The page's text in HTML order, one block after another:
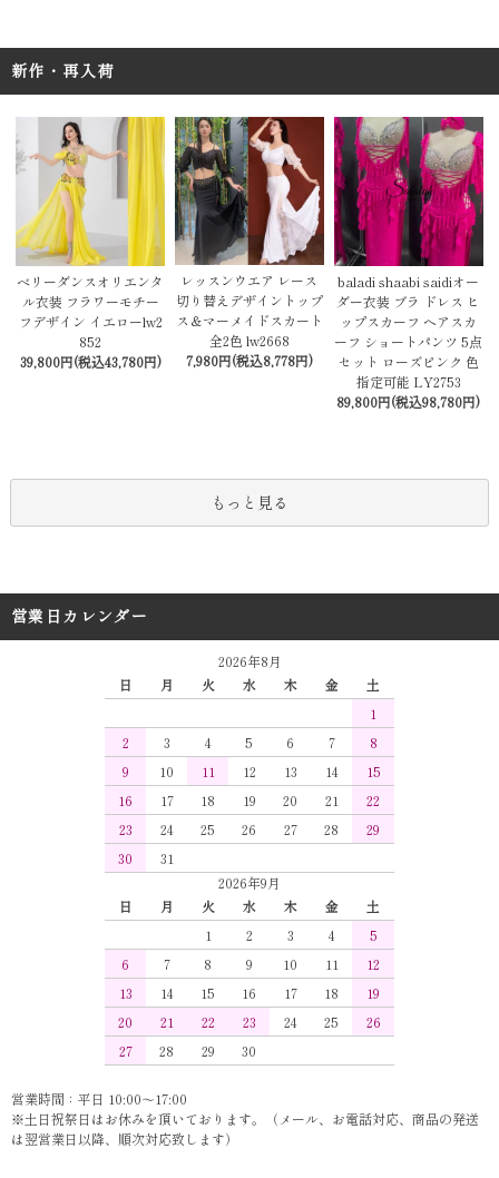
新作・再入荷
ベリーダンスオリエンタ
ル衣装 フラワーモチー
フデザイン イエローlw2
852
39,800円(税込43,780円)
レッスンウエア レース
切り替えデザイントップ
ス＆マーメイドスカート
全2色 lw2668
7,980円(税込8,778円)
baladi shaabi saidiオー
ダー衣装 ブラ ドレス ヒ
ップスカーフ ヘアスカ
ーフ ショートパンツ 5点
セット ローズピンク 色
指定可能 LY2753
89,800円(税込98,780円)
もっと見る
営業日カレンダー
2026年8月
日
月 火 水 木 金
土
1
2
3 4 5 6 7
8
9
10 11 12 13 14
15
16
17 18 19 20 21
22
23
24 25 26 27 28
29
30
31
2026年9月
日
月 火 水 木 金
土
1
2 3 4
5
6
7 8 9 10 11
12
13
14 15 16 17 18
19
20
21 22 23 24 25
26
27
28 29 30
営業時間：平日 10:00～17:00
※土日祝祭日はお休みを頂いております。（メール、お電話対応、商品の発送
は翌営業日以降、順次対応致します）